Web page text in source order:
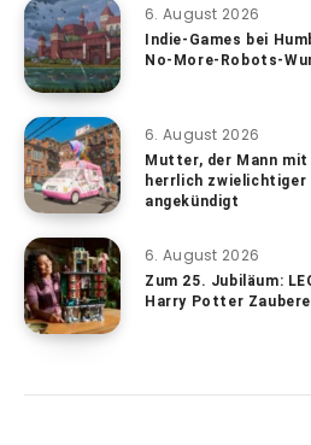
6. August 2026
Indie-Games bei
No-More-Robots-
6. August 2026
Mutter, der Mann
herrlich zwielichtiger
angekündigt
6. August 2026
Zum 25. Jubiläum:
Harry Potter